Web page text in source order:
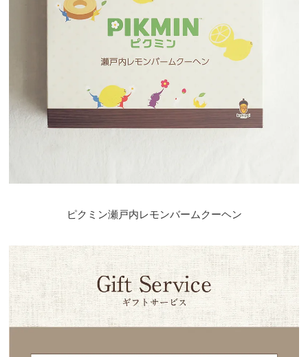
ピクミン瀬戸内レモンバームクーヘン